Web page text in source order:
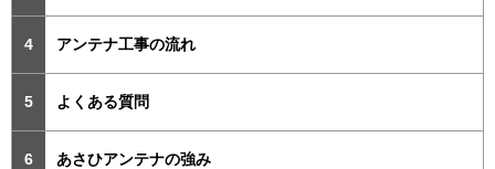
アンテナ工事の流れ
よくある質問
あさひアンテナの強み